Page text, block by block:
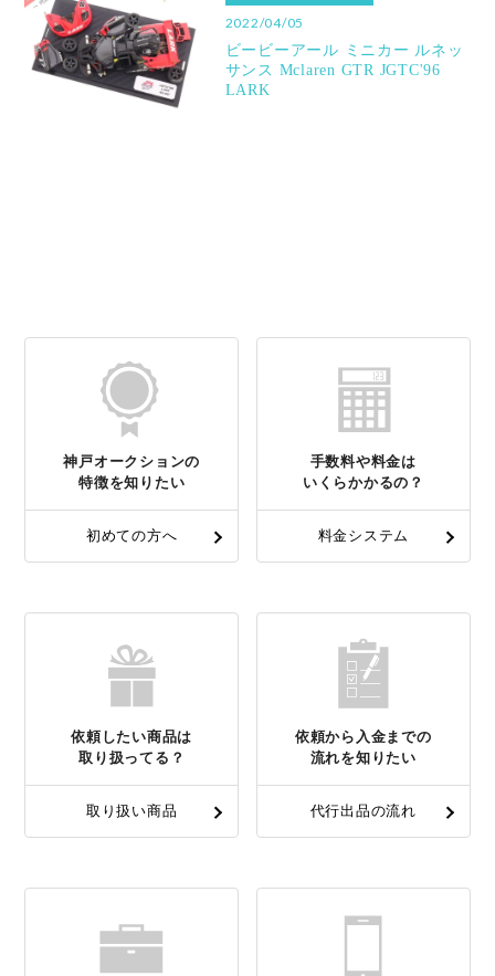
2022/04/05
ビービーアール ミニカー ルネッ
サンス Mclaren GTR JGTC'96
LARK
神戸オークションの
特徴を知りたい
初めての方へ
手数料や料金は
いくらかかるの？
料金システム
依頼したい商品は
取り扱ってる？
取り扱い商品
依頼から入金までの
流れを知りたい
代行出品の流れ